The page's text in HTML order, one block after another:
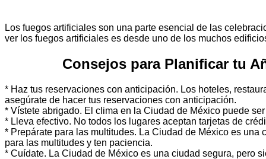
Los fuegos artificiales son una parte esencial de las
ver los fuegos artificiales es desde uno de los muchos
Consejos para Planificar tu
* Haz tus reservaciones con anticipación. Los hoteles,
asegúrate de hacer tus reservaciones con anticipación.
* Vístete abrigado. El clima en la Ciudad de México puede
* Lleva efectivo. No todos los lugares aceptan tarjetas de
* Prepárate para las multitudes. La Ciudad de México es
para las multitudes y ten paciencia.
* Cuídate. La Ciudad de México es una ciudad segura, pero